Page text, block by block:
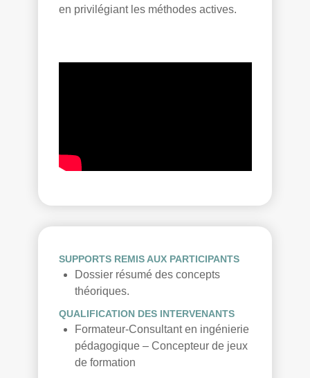
en privilégiant les méthodes actives.
SUPPORTS REMIS AUX PARTICIPANTS
Dossier résumé des concepts
théoriques.
QUALIFICATION DES INTERVENANTS
Formateur-Consultant en ingénierie
pédagogique – Concepteur de jeux
de formation